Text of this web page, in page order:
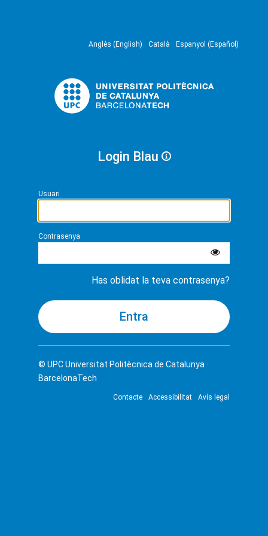
Anglès (English) Català Espanyol (Español)
Login Blau
Usuari
Contrasenya
Has oblidat la teva contrasenya?
© UPCUniversitat Politècnica de Catalunya ·
BarcelonaTech
Contacte Accessibilitat Avís legal